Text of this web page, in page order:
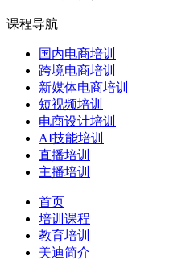
课程导航
国内电商培训
跨境电商培训
新媒体电商培训
短视频培训
电商设计培训
AI技能培训
直播培训
主播培训
首页
培训课程
教育培训
美迪简介